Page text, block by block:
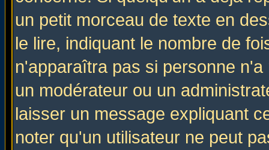
un petit morceau de texte en
le lire, indiquant le nombre de
n'apparaîtra pas si personne
un modérateur ou un
laisser un message expliquant
noter qu'un utilisateur ne peut